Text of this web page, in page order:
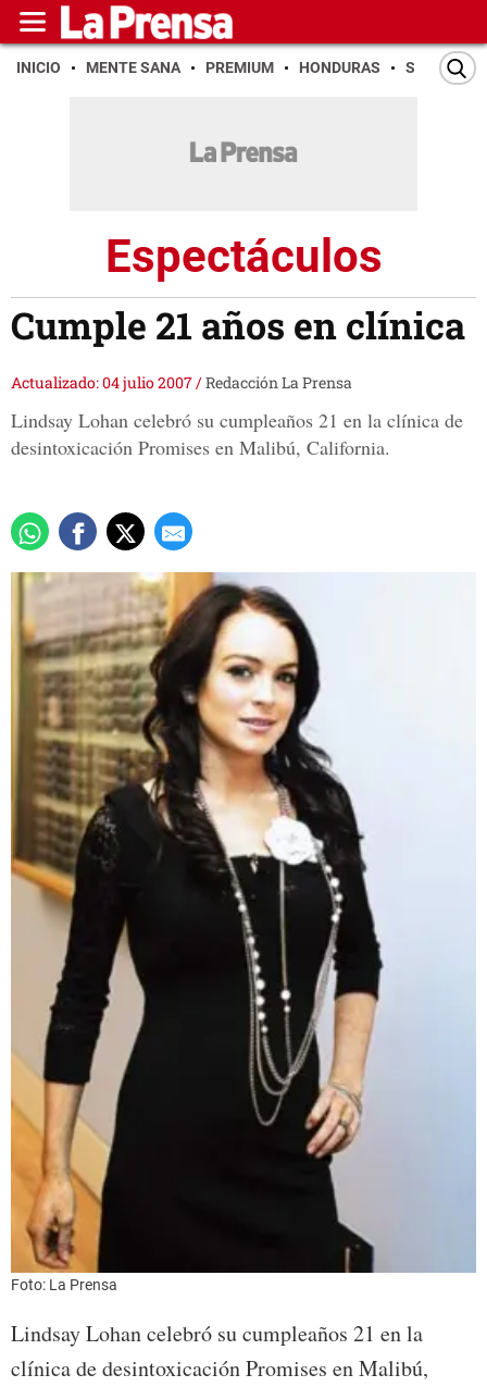
INICIO MENTE SANA PREMIUM HONDURAS SAN PEDRO
Espectáculos
Cumple 21 años en clínica
Actualizado: 04 julio 2007/Redacción La Prensa
Lindsay Lohan celebró su cumpleaños 21 en la clínica de
desintoxicación Promises en Malibú, California.
Foto: La Prensa
Lindsay Lohan celebró su cumpleaños 21 en la
clínica de desintoxicación Promises en Malibú,